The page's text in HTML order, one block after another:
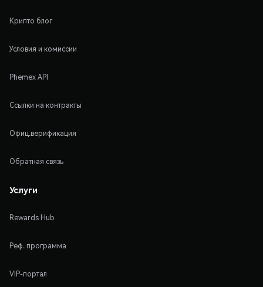
Крипто блог
Условия и комиссии
Phemex API
Ссылки на контракты
Офиц.верификация
Обратная связь
Услуги
Rewards Hub
Реф. программа
VIP-портал